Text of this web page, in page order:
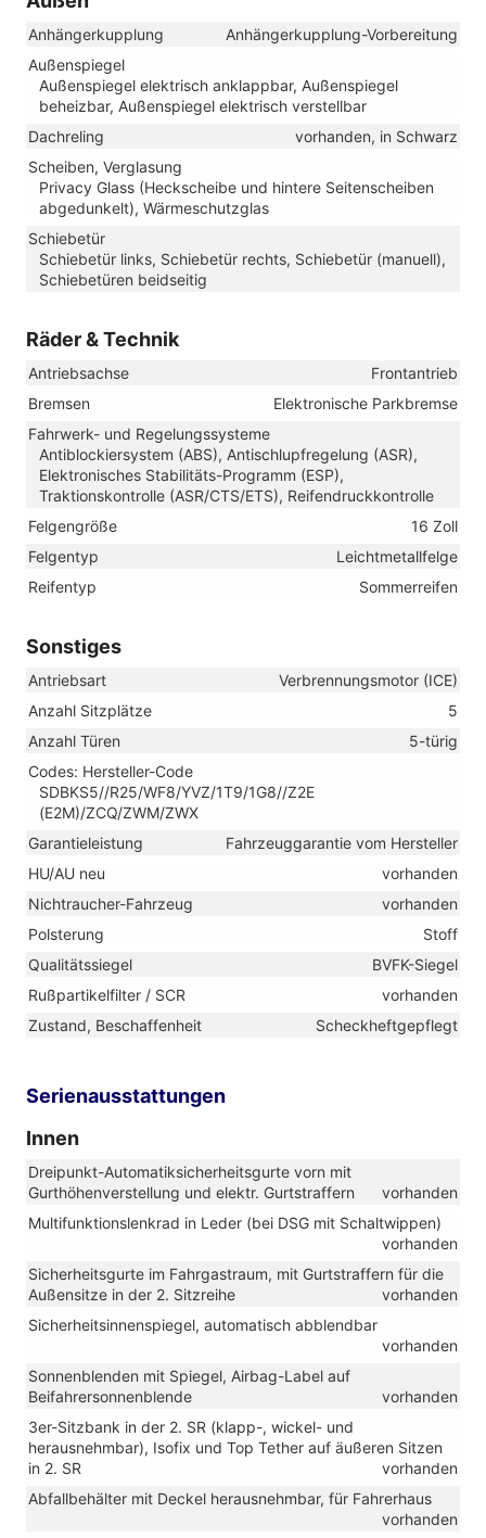
Anhängerkupplung
Anhängerkupplung-Vorbereitung
Außenspiegel
Außenspiegel elektrisch anklappbar, Außenspiegel
beheizbar, Außenspiegel elektrisch verstellbar
Dachreling
vorhanden, in Schwarz
Scheiben, Verglasung
Privacy Glass (Heckscheibe und hintere Seitenscheiben
abgedunkelt), Wärmeschutzglas
Schiebetür
Schiebetür links, Schiebetür rechts, Schiebetür (manuell),
Schiebetüren beidseitig
Räder & Technik
Antriebsachse
Frontantrieb
Bremsen
Elektronische Parkbremse
Fahrwerk- und Regelungssysteme
Antiblockiersystem (ABS), Antischlupfregelung (ASR),
Elektronisches Stabilitäts-Programm (ESP),
Traktionskontrolle (ASR/CTS/ETS), Reifendruckkontrolle
Felgengröße
16 Zoll
Felgentyp
Leichtmetallfelge
Reifentyp
Sommerreifen
Sonstiges
Antriebsart
Verbrennungsmotor (ICE)
Anzahl Sitzplätze
5
Anzahl Türen
5-türig
Codes: Hersteller-Code
SDBKS5//R25/WF8/YVZ/1T9/1G8//Z2E
(E2M)/ZCQ/ZWM/ZWX
Garantieleistung
Fahrzeuggarantie vom Hersteller
HU/AU neu
vorhanden
Nichtraucher-Fahrzeug
vorhanden
Polsterung
Stoff
Qualitätssiegel
BVFK-Siegel
Rußpartikelfilter / SCR
vorhanden
Zustand, Beschaffenheit
Scheckheftgepflegt
Serienausstattungen
Innen
Dreipunkt-Automatiksicherheitsgurte vorn mit
Gurthöhenverstellung und elektr. Gurtstraffern
vorhanden
Multifunktionslenkrad in Leder (bei DSG mit Schaltwippen)
vorhanden
Sicherheitsgurte im Fahrgastraum, mit Gurtstraffern für die
Außensitze in der 2. Sitzreihe
vorhanden
Sicherheitsinnenspiegel, automatisch abblendbar
vorhanden
Sonnenblenden mit Spiegel, Airbag-Label auf
Beifahrersonnenblende
vorhanden
3er-Sitzbank in der 2. SR (klapp-, wickel- und
herausnehmbar), Isofix und Top Tether auf äußeren Sitzen
in 2. SR
vorhanden
Abfallbehälter mit Deckel herausnehmbar, für Fahrerhaus
vorhanden